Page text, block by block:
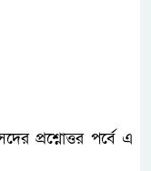
প্রশ্নোত্তর পর্বে এ